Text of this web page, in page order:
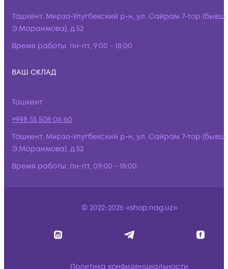
Ташкент, Мирзо-Улугбекский р-н, ул. Сайрам 7-тор (бывш.
Э.Мараимова), д.52
Время работы: пн-пт, 9:00 - 18:00
ВАШ СКЛАД
Ташкент
+998 55 508 06 60
Ташкент, Мирзо-Улугбекский р-н, ул. Сайрам 7-тор (бывш.
Э.Мараимова), д.52
Время работы: пн-пт, 09:00 - 18:00
© 2022-2026 «shop.nag.uz»
Политика конфиденциальности